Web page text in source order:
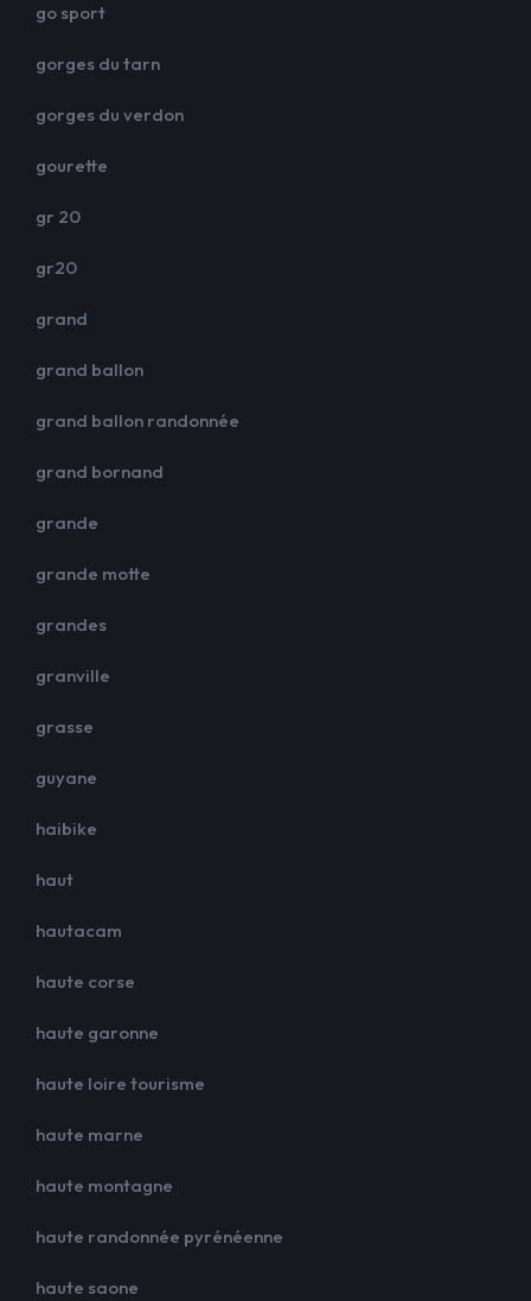
go sport
gorges du tarn
gorges du verdon
gourette
gr 20
gr20
grand
grand ballon
grand ballon randonnée
grand bornand
grande
grande motte
grandes
granville
grasse
guyane
haibike
haut
hautacam
haute corse
haute garonne
haute loire tourisme
haute marne
haute montagne
haute randonnée pyrénéenne
haute saone